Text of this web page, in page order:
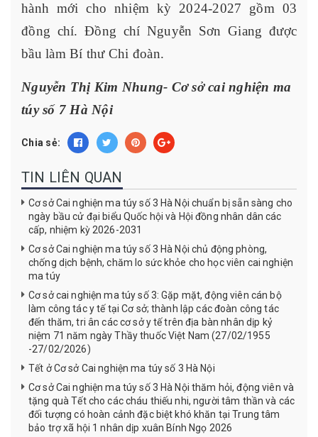
hành mới cho nhiệm kỳ 2024-2027 gồm 03
đồng chí. Đồng chí Nguyễn Sơn Giang được
bầu làm Bí thư Chi đoàn.
Nguyễn Thị Kim Nhung- Cơ sở cai nghiện ma
túy số 7 Hà Nội
Chia sẻ:
TIN LIÊN QUAN
Cơ sở Cai nghiện ma túy số 3 Hà Nội chuẩn bị sẵn sàng cho
ngày bầu cử đại biểu Quốc hội và Hội đồng nhân dân các
cấp, nhiệm kỳ 2026-2031
Cơ sở Cai nghiện ma túy số 3 Hà Nội chủ động phòng,
chống dịch bệnh, chăm lo sức khỏe cho học viên cai nghiện
ma túy
Cơ sở cai nghiện ma túy số 3: Gặp mặt, động viên cán bộ
làm công tác y tế tại Cơ sở; thành lập các đoàn công tác
đến thăm, tri ân các cơ sở y tế trên địa bàn nhân dịp kỷ
niệm 71 năm ngày Thầy thuốc Việt Nam (27/02/1955
-27/02/2026)
Tết ở Cơ sở Cai nghiện ma túy số 3 Hà Nội
Cơ sở Cai nghiện ma túy số 3 Hà Nội thăm hỏi, động viên và
tặng quà Tết cho các cháu thiếu nhi, người tâm thần và các
đối tượng có hoàn cảnh đặc biệt khó khăn tại Trung tâm
bảo trợ xã hội 1 nhân dịp xuân Bính Ngọ 2026